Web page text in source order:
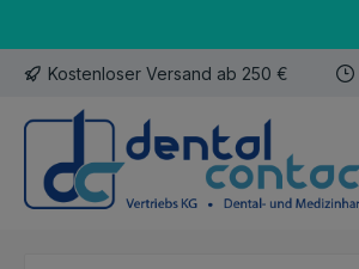
Kostenloser Versand ab 250 €